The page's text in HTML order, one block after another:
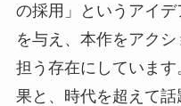
の採用」というアイ
を与え、本作をアク
担う存在にしていま
果と、時代を超えて